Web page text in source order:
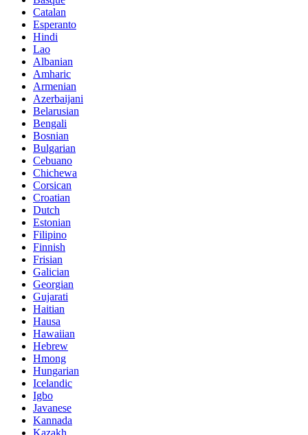
Catalan
Esperanto
Hindi
Lao
Albanian
Amharic
Armenian
Azerbaijani
Belarusian
Bengali
Bosnian
Bulgarian
Cebuano
Chichewa
Corsican
Croatian
Dutch
Estonian
Filipino
Finnish
Frisian
Galician
Georgian
Gujarati
Haitian
Hausa
Hawaiian
Hebrew
Hmong
Hungarian
Icelandic
Igbo
Javanese
Kannada
Kazakh